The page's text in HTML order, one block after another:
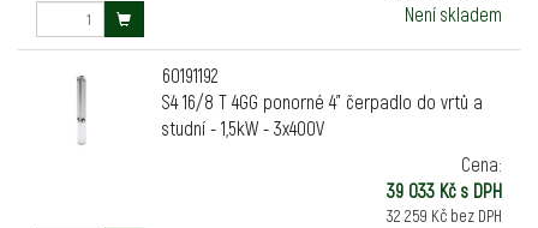
Není skladem
60191192
S4 16/8 T 4GG ponorné 4" čerpadlo do vrtů a
studní - 1,5kW - 3x400V
Cena:
39 033 Kč s DPH
32 259 Kč bez DPH